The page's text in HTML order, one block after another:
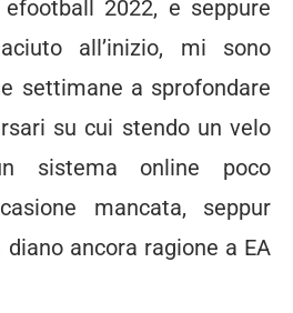
2022, e seppure
all’inizio, mi sono
settimane a sprofondare
su cui stendo un velo
sistema online poco
mancata, seppur
ancora ragione a EA